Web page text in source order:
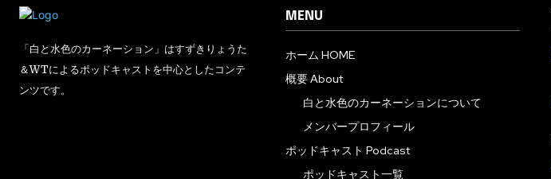
「白と水色のカーネーション」はすずきりょうた
＆WTによるポッドキャストを中心としたコンテ
ンツです。
MENU
ホーム HOME
概要 About
白と水色のカーネーションについて
メンバープロフィール
ポッドキャスト Podcast
ポッドキャスト一覧